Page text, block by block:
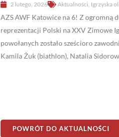
2 lutego, 2026 Aktualności, Igrzyska
AZS AWF Katowice na 6! Z ogromną
reprezentacji Polski na XXV Zimowe
powołanych zostało sześcioro
Kamila Żuk (biathlon), Natalia
POWRÓT DO AKTUALNOŚCI